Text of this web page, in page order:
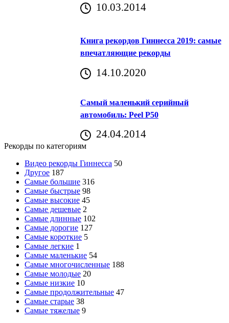
10.03.2014
Книга рекордов Гиннесса 2019: самые
впечатляющие рекорды
14.10.2020
Самый маленький серийный
автомобиль: Peel P50
24.04.2014
Рекорды по категориям
Видео рекорды Гиннесса 50
Другое 187
Самые большие 316
Самые быстрые 98
Самые высокие 45
Самые дешевые 2
Самые длинные 102
Самые дорогие 127
Самые короткие 5
Самые легкие 1
Самые маленькие 54
Самые многочисленные 188
Самые молодые 20
Самые низкие 10
Самые продолжительные 47
Самые старые 38
Самые тяжелые 9